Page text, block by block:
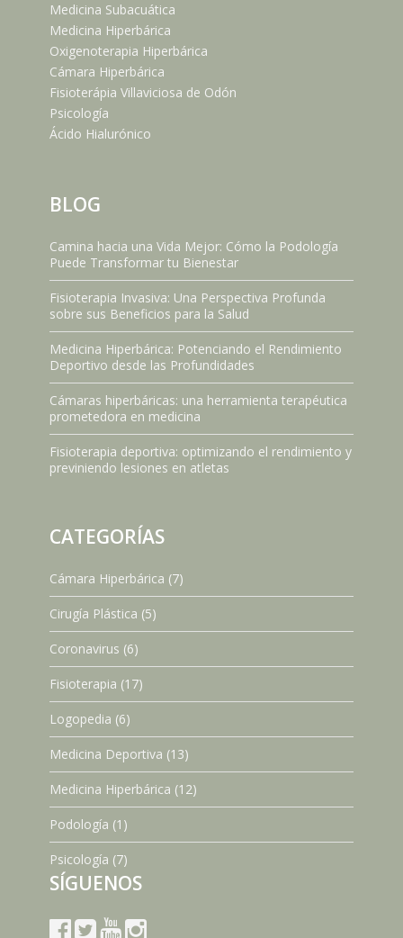
Medicina Subacuática
Medicina Hiperbárica
Oxigenoterapia Hiperbárica
Cámara Hiperbárica
Fisioterápia Villaviciosa de Odón
Psicología
Ácido Hialurónico
BLOG
Camina hacia una Vida Mejor: Cómo la Podología
Puede Transformar tu Bienestar
Fisioterapia Invasiva: Una Perspectiva Profunda
sobre sus Beneficios para la Salud
Medicina Hiperbárica: Potenciando el Rendimiento
Deportivo desde las Profundidades
Cámaras hiperbáricas: una herramienta terapéutica
prometedora en medicina
Fisioterapia deportiva: optimizando el rendimiento y
previniendo lesiones en atletas
CATEGORÍAS
Cámara Hiperbárica (7)
Cirugía Plástica (5)
Coronavirus (6)
Fisioterapia (17)
Logopedia (6)
Medicina Deportiva (13)
Medicina Hiperbárica (12)
Podología (1)
Psicología (7)
SÍGUENOS